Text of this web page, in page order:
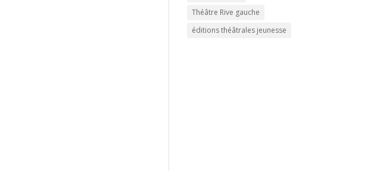
Théâtre Rive gauche
éditions théâtrales jeunesse